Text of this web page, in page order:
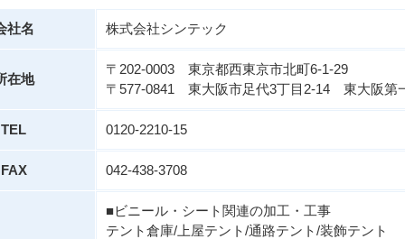
社名 株式会社シンテック
在地
〒202-0003 東京都西東京市北町6-1-29
〒577-0841 東大阪市足代3丁目2-14 東大阪第
TEL 0120-2210-15
FAX 042-438-3708
■ビニール・シート関連の加工・工事
テント倉庫/上屋テント/通路テント/装飾テント